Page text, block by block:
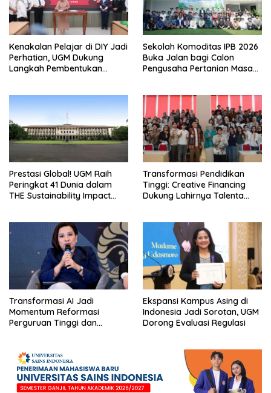
Kenakalan Pelajar di DIY Jadi
Perhatian, UGM Dukung
Langkah Pembentukan
Sekolah Komoditas IPB 2026
Buka Jalan bagi Calon
Pengusaha Pertanian Masa
Prestasi Global! UGM Raih
Peringkat 41 Dunia dalam
THE Sustainability Impact
Transformasi Pendidikan
Tinggi: Creative Financing
Dukung Lahirnya Talenta
Transformasi AI Jadi
Momentum Reformasi
Perguruan Tinggi dan
Ekspansi Kampus Asing di
Indonesia Jadi Sorotan, UGM
Dorong Evaluasi Regulasi